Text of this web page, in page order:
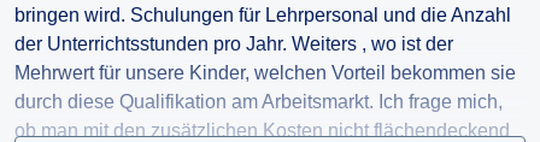
bringen wird. Schulungen für Lehrpersonal und die Anzahl
der Unterrichtsstunden pro Jahr. Weiters , wo ist der
Mehrwert für unsere Kinder, welchen Vorteil bekommen sie
durch diese Qualifikation am Arbeitsmarkt. Ich frage mich,
ob man mit den zusätzlichen Kosten nicht flächendeckend